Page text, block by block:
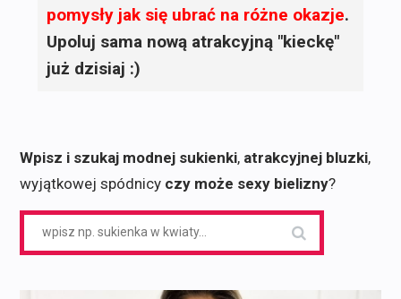
pomysły jak się ubrać na różne okazje.
Upoluj sama nową atrakcyjną "kieckę"
już dzisiaj :)
Wpisz i szukaj modnej sukienki, atrakcyjnej bluzki,
wyjątkowej spódnicy czy może sexy bielizny?